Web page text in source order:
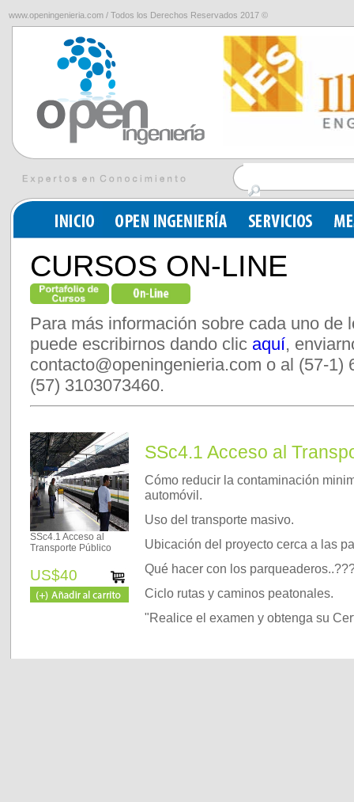
www.openingenieria.com / Todos los Derechos Reservados 2017 ©
CURSOS ON-LINE
Para más información sobre cada uno de
puede escribirnos dando clic aquí,
contacto@openingenieria.com o al (57-1)
(57) 3103073460.
SSc4.1 Acceso al
Transporte Público
US$40
SSc4.1 Acceso al
Cómo reducir la contaminación
automóvil.
Uso del transporte masivo.
Ubicación del proyecto cerca a las
Qué hacer con los
Ciclo rutas y caminos peatonales.
"Realice el examen y obtenga su